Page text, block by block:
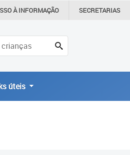
ÀINFORMAÇÃO SECRETARIAS
úteis